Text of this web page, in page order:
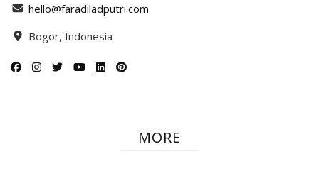
hello@faradiladputri.com
Bogor, Indonesia
MORE